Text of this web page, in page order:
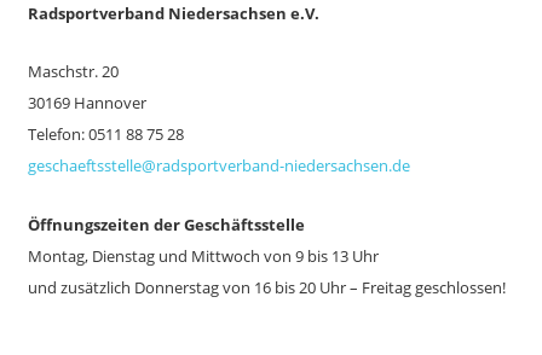
Beiträge
Radsportverband Niedersachsen e.V.
Maschstr. 20
30169 Hannover
Telefon: 0511 88 75 28
geschaeftsstelle@radsportverband-niedersachsen.de
Öffnungszeiten der Geschäftsstelle
Montag, Dienstag und Mittwoch von 9 bis 13 Uhr
und zusätzlich Donnerstag von 16 bis 20 Uhr – Freitag geschlossen!